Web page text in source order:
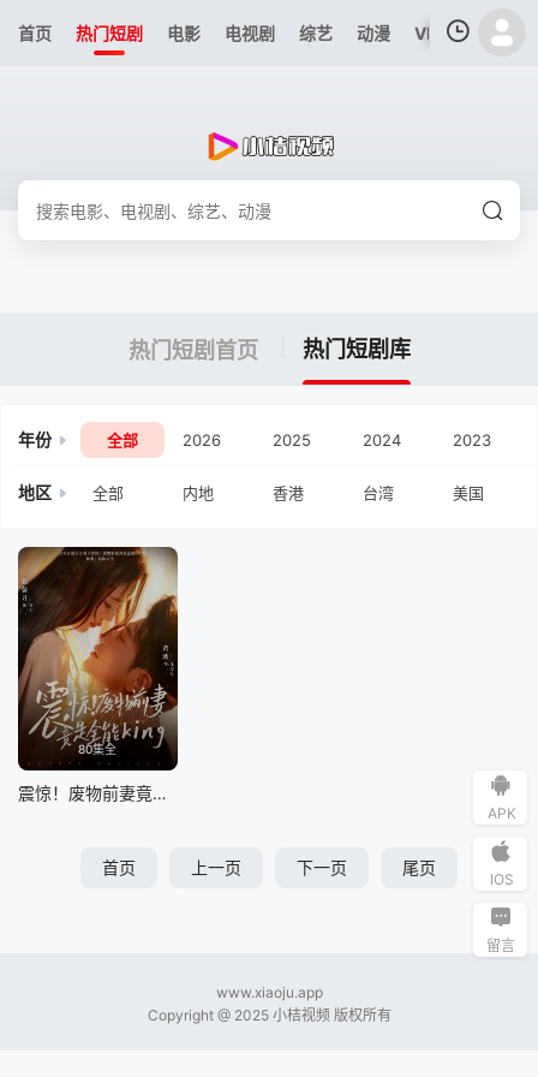
首页 热门短剧 电影 电视剧 综艺 动漫 VIP专区 今日
热门短剧首页 热门短剧库
年份 全部 2026 2025 2024 2023
地区 全部 内地 香港 台湾 美国
80集全
震惊！废物前妻竟是全能King
首页 上一页 下一页 尾页
www.xiaoju.app
Copyright @ 2025 小桔视频 版权所有
APK
IOS
留言